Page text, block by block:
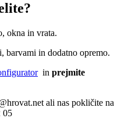
okna in vrata.
barvami in dodatno opremo.
in prejmite
ali nas pokličite na
05